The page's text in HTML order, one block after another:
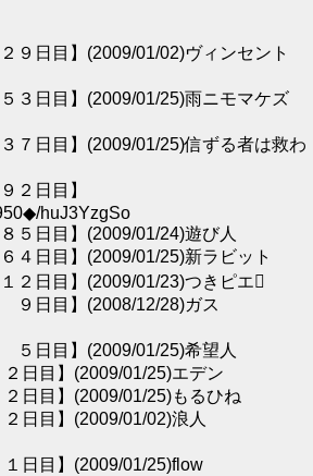
日目】(2009/01/02)ヴィンセント
日目】(2009/01/25)雨ニモマケズ
日目】(2009/01/25)信ずる者は救わ
日目】
huJ3YzgSo
目】(2009/01/24)遊び人
目】(2009/01/25)新ラビット
目】(2009/01/23)つきピエ
目】(2008/12/28)ガス
目】(2009/01/25)希望人
目】(2009/01/25)エデン
目】(2009/01/25)もるひね
目】(2009/01/02)浪人
目】(2009/01/25)flow